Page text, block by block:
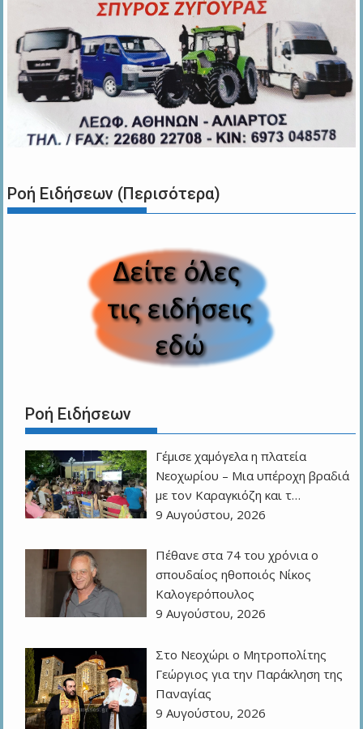
Ροή Ειδήσεων (Περισότερα)
Ροή Ειδήσεων
Γέμισε χαμόγελα η πλατεία
Νεοχωρίου – Μια υπέροχη βραδιά
με τον Καραγκιόζη και τ…
9 Αυγούστου, 2026
Πέθανε στα 74 του χρόνια ο
σπουδαίος ηθοποιός Νίκος
Καλογερόπουλος
9 Αυγούστου, 2026
Στο Νεοχώρι ο Μητροπολίτης
Γεώργιος για την Παράκληση της
Παναγίας
9 Αυγούστου, 2026